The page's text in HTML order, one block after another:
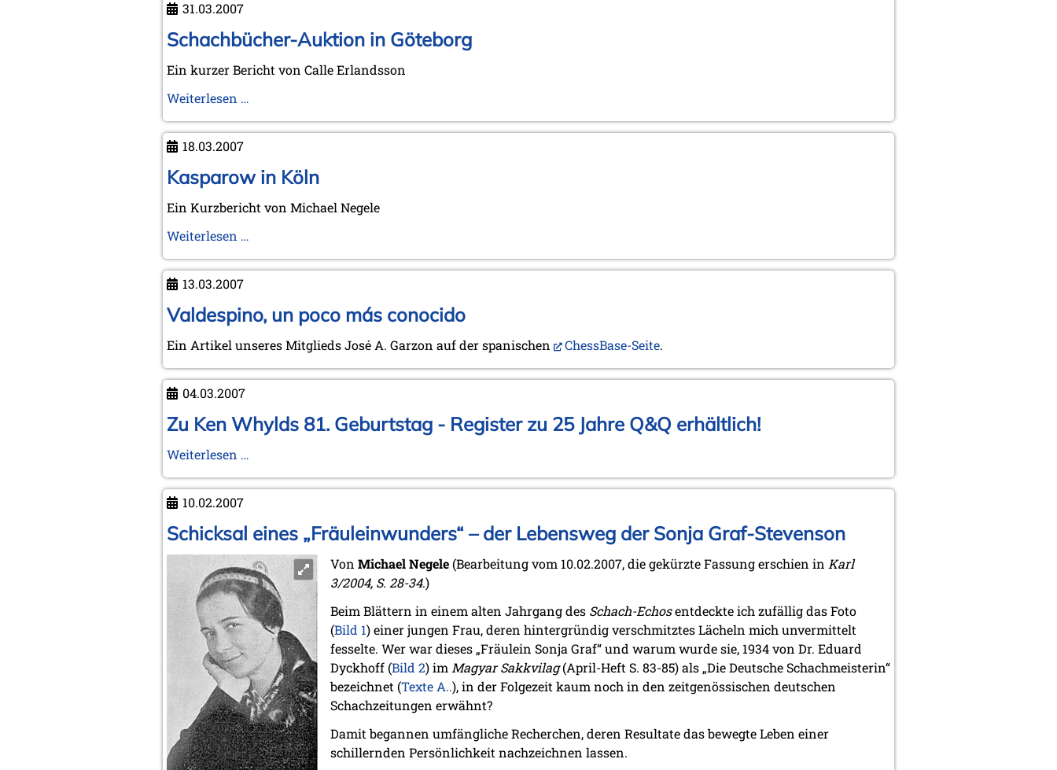
31.03.2007
Schachbücher-Auktion in Göteborg
Ein kurzer Bericht von Calle Erlandsson
Weiterlesen …
in
18.03.2007
Kasparow in Köln
Ein Kurzbericht von Michael Negele
Weiterlesen …
Köln
13.03.2007
Valdespino, un poco más conocido
Ein Artikel unseres Mitglieds José A. Garzon auf der spanischen ChessBase-Seite.
04.03.2007
Zu Ken Whylds 81. Geburtstag - Register zu 25 Jahre Q&Q erhältlich!
Weiterlesen …
Whylds
Geburtstag
Register
zu
25
Jahre
Q&Q
erhältlich!
10.02.2007
Schicksal eines „Fräuleinwunders“ – der Lebensweg der Sonja Graf-Stevenson
Von Michael Negele(Bearbeitung vom 10.02.2007, die gekürzte Fassung erschien in Karl
3/2004, S. 28-34.)
Beim Blättern in einem alten Jahrgang des Schach-Echosentdeckte ich zufällig das Foto
(Bild 1) einer jungen Frau, deren hintergründig verschmitztes Lächeln mich unvermittelt
fesselte. Wer war dieses „Fräulein Sonja Graf“ und warum wurde sie, 1934 von Dr. Eduard
Dyckhoff (Bild 2) imMagyar Sakkvilag(April-Heft S. 83-85) als „Die Deutsche Schachmeisterin“
bezeichnet (Texte A..), in der Folgezeit kaum noch in den zeitgenössischen deutschen
Schachzeitungen erwähnt?
Damit begannen umfängliche Recherchen, deren Resultate das bewegte Leben einer
schillernden Persönlichkeit nachzeichnen lassen.